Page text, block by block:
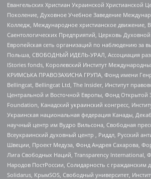
Евангельских Христиан Украинской Христианской
Поколение, Духовное Учебное Заведение
Колледж, Международное христианское движение,
Саентологических Предприятий, Церковь Духовной
Европейская сеть организаций по наблюдению за
Польша, СВОБОДНЫЙ ИДЕЛЬ-УРАЛ, Ассоциация
IStories fonds, Королевский Институт
КРИМСЬКА ПРАВОЗАХИСНА ГРУПА, Фонд имени
Bellingcat, Bellingcat Ltd, The Insider, Институт
Центральной и Восточной Европы, Фонд Открытой
Foundation, Канадский украинский конгресс,
Украинская национальная федерация Канады,
научный центр им Вудро Вильсона, Свободная
Всеукраинский духовный центр , Риддл, Русский
Швеции, Проект Медуза, Фонд Андрея Сахарова,
Лига Свободных Наций, Transparеncy International,
Народов ПостРоссии, Солидарность с гражданским
Solidarus, КрымSOS, Свободный университет,